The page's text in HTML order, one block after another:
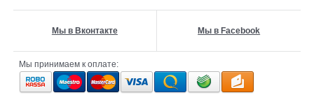
Мы в Вконтакте Мы в Facebook
Мы принимаем к оплате: